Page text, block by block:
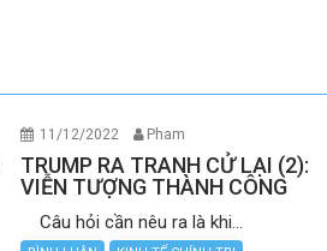
11/12/2022 Pham
TRUMP RA TRANH CỬ LẠI (2):
VIỄN TƯỢNG THÀNH CÔNG
Câu hỏi cần nêu ra là khi...